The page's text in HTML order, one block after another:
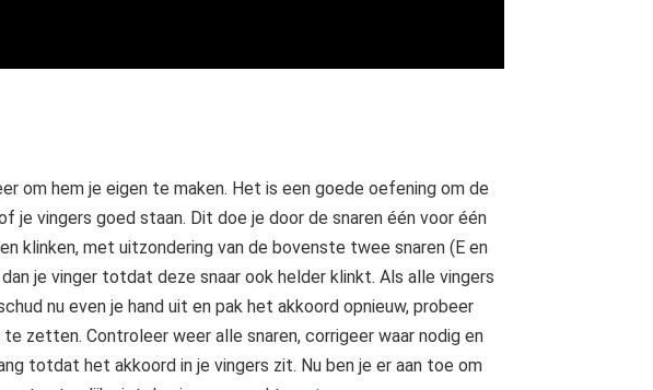
om hem je eigen te maken. Het is een goede oefening om de
je vingers goed staan. Dit doe je door de snaren één voor één
klinken, met uitzondering van de bovenste twee snaren (E en
je vinger totdat deze snaar ook helder klinkt. Als alle vingers
nu even je hand uit en pak het akkoord opnieuw, probeer
zetten. Controleer weer alle snaren, corrigeer waar nodig en
totdat het akkoord in je vingers zit. Nu ben je er aan toe om